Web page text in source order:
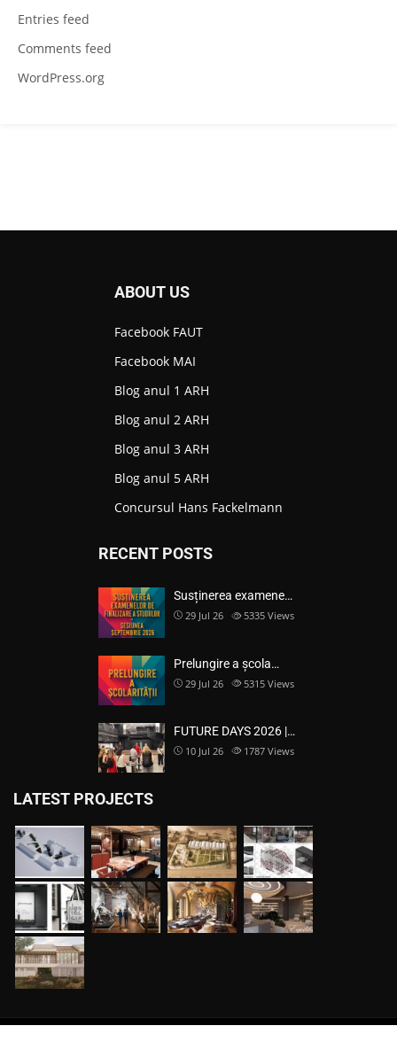
Entries feed
Comments feed
WordPress.org
ABOUT US
Facebook FAUT
Facebook MAI
Blog anul 1 ARH
Blog anul 2 ARH
Blog anul 3 ARH
Blog anul 5 ARH
Concursul Hans Fackelmann
RECENT POSTS
Susținerea examene…
29 Jul 26 5335 Views
Prelungire a școla…
29 Jul 26 5315 Views
FUTURE DAYS 2026 |…
10 Jul 26 1787 Views
LATEST PROJECTS